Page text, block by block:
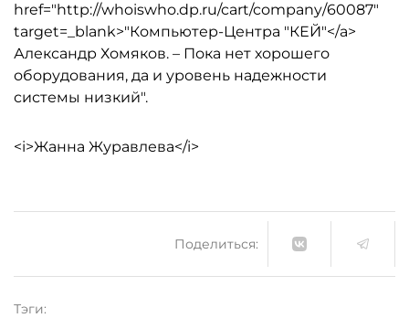
href="http://whoiswho.dp.ru/cart/company/60087"
target=_blank>"Компьютер-Центра "КЕЙ"</a>
Александр Хомяков. – Пока нет хорошего
оборудования, да и уровень надежности
системы низкий".
<i>Жанна Журавлева</i>
Поделиться:
Тэги: